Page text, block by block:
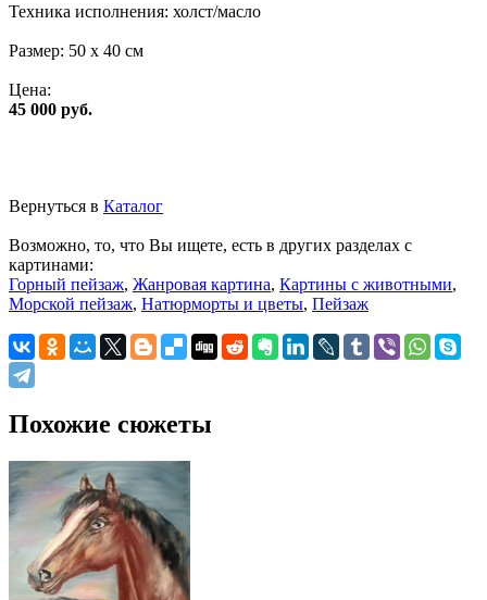
Техника исполнения: холст/масло
Размер: 50 x 40 см
Цена:
45 000 руб.
Вернуться в Каталог
Возможно, то, что Вы ищете, есть в других разделах с
картинами:
Горный пейзаж, Жанровая картина, Картины с животными,
Морской пейзаж, Натюрморты и цветы, Пейзаж
Похожие сюжеты